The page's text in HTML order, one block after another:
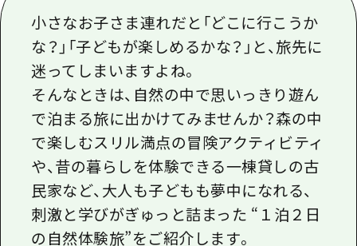
癒し
自然
日帰り
半日
1泊2日
2泊3日
広島おもてなしパス
HIROSHIMA FREE Wi-Fi
観光案内所
広島県を訪れる外国人旅行者向け情報一
ボランティアガイド
ユニバーサルツーリズム
ガイドブック
広島県の魅力を動画でご紹介！
小さなお子さま連れだと「どこに行こうか
な？」「子どもが楽しめるかな？」と、旅先に
迷ってしまいますよね。
そんなときは、自然の中で思いっきり遊ん
で泊まる旅に出かけてみませんか？森の中
で楽しむスリル満点の冒険アクティビティ
や、昔の暮らしを体験できる一棟貸しの古
民家など、大人も子どもも夢中になれる、
刺激と学びがぎゅっと詰まった “１泊２日
の自然体験旅”をご紹介します。